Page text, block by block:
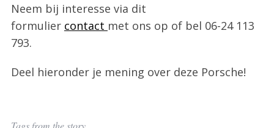
Neem bij interesse via dit
formulier contact met ons op of bel 06-24 113
793.
Deel hieronder je mening over deze Porsche!
Tags from the story